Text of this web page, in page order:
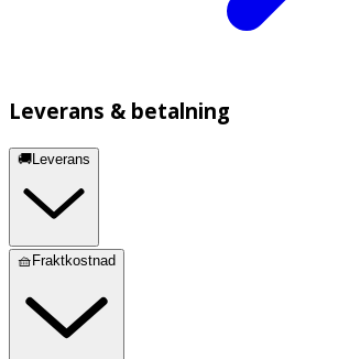
Leverans & betalning
🚚Leverans
🧺Fraktkostnad